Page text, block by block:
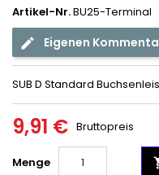
Artikel-Nr.BU25-Terminal
Eigenen
SUB D Standard
9,91 € Bruttopreis
Menge